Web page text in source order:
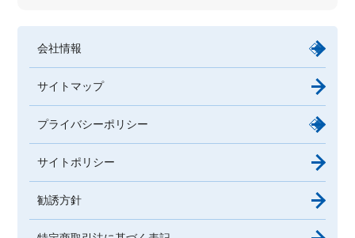
会社情報
サイトマップ
プライバシーポリシー
サイトポリシー
勧誘方針